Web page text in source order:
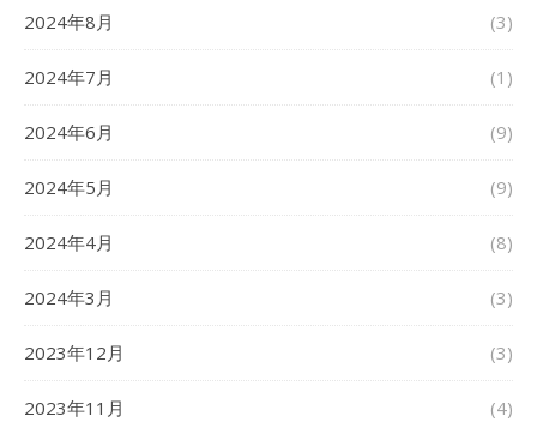
2024年8月 (3)
2024年7月 (1)
2024年6月 (9)
2024年5月 (9)
2024年4月 (8)
2024年3月 (3)
2023年12月 (3)
2023年11月 (4)